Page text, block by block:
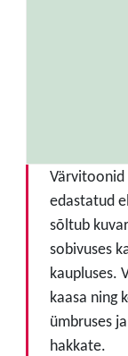
Värvitoonid
edastatud
sõltub
sobivuses
kaupluses.
kaasa ning
ümbruses
hakkate.